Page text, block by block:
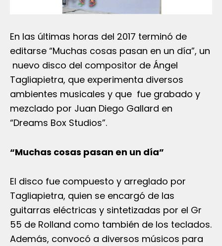
En las últimas horas del 2017 terminó de
editarse “Muchas cosas pasan en un día”, un
nuevo disco del compositor de Ángel
Tagliapietra, que experimenta diversos
ambientes musicales y que fue grabado y
mezclado por Juan Diego Gallard en
“Dreams Box Studios”.
“Muchas cosas pasan en un día”
El disco fue compuesto y arreglado por
Tagliapietra, quien se encargó de las
guitarras eléctricas y sintetizadas por el Gr
55 de Rolland como también de los teclados.
Además, convocó a diversos músicos para